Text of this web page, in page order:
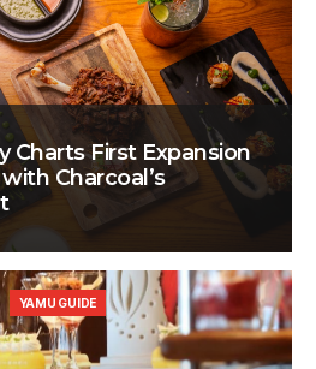
Charts First Expansion
Charcoal’s
YAMU GUIDE